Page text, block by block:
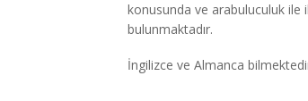
konusunda ve arabuluculuk ile
bulunmaktadır.
İngilizce ve Almanca